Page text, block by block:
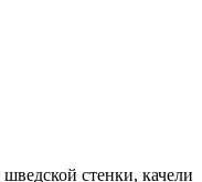
стенки, качели